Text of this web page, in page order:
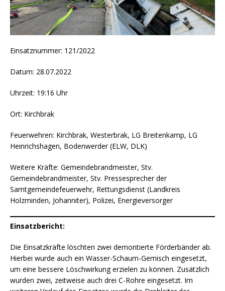
Einsatznummer: 121/2022
Datum: 28.07.2022
Uhrzeit: 19:16 Uhr
Ort: Kirchbrak
Feuerwehren: Kirchbrak, Westerbrak, LG Breitenkamp, LG
Heinrichshagen, Bodenwerder (ELW, DLK)
Weitere Kräfte: Gemeindebrandmeister, Stv.
Gemeindebrandmeister, Stv. Pressesprecher der
Samtgemeindefeuerwehr, Rettungsdienst (Landkreis
Holzminden, Johanniter), Polizei, Energieversorger
Einsatzbericht:
Die Einsatzkräfte löschten zwei demontierte Förderbänder ab.
Hierbei wurde auch ein Wasser-Schaum-Gemisch eingesetzt,
um eine bessere Löschwirkung erzielen zu können. Zusätzlich
wurden zwei, zeitweise auch drei C-Rohre eingesetzt. Im